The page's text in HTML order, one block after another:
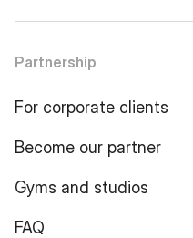
Partnership
For corporate clients
Become our partner
Gyms and studios
FAQ